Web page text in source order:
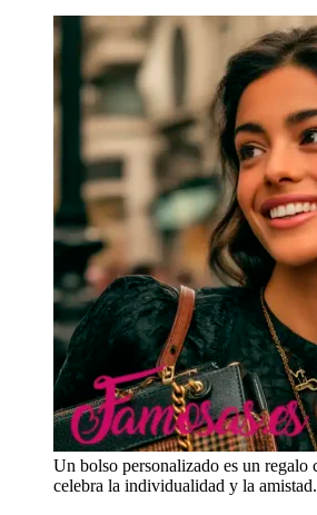
Un bolso personalizado es un regalo
celebra la individualidad y la amistad.